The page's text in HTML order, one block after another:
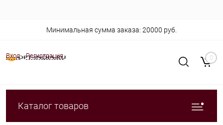
Вход Регистрация
Минимальная сумма заказа: 20000 руб.
0
Каталог товаров